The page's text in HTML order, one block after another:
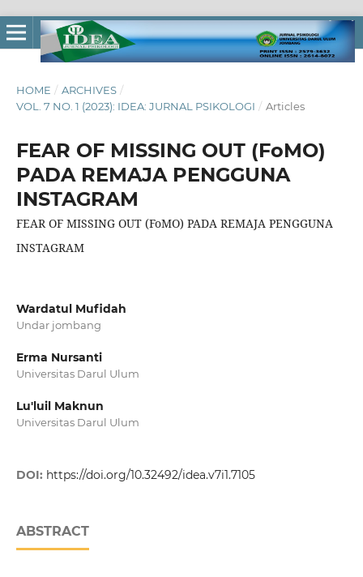
HOME / ARCHIVES /
VOL. 7 NO. 1 (2023): IDEA: JURNAL PSIKOLOGI / Articles
FEAR OF MISSING OUT (FoMO)
PADA REMAJA PENGGUNA
INSTAGRAM
FEAR OF MISSING OUT (FoMO) PADA REMAJA PENGGUNA
INSTAGRAM
Wardatul Mufidah
Undar jombang
Erma Nursanti
Universitas Darul Ulum
Lu'luil Maknun
Universitas Darul Ulum
DOI: https://doi.org/10.32492/idea.v7i1.7105
ABSTRACT